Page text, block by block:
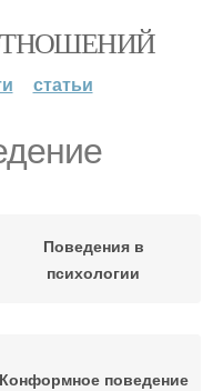
статьи
Поведения в
психологии
Конформное поведение